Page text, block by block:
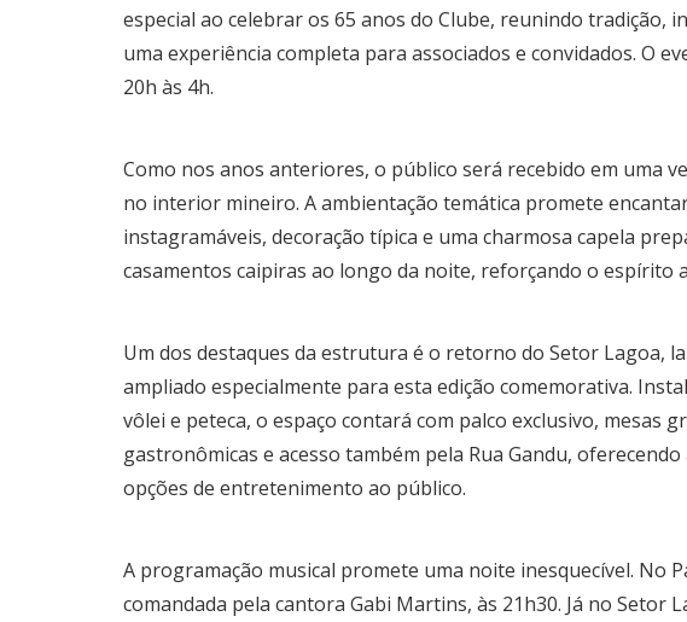
especial ao celebrar os 65 anos do Clube, reunindo tradição,
uma experiência completa para associados e convidados. O
20h às 4h.
Como nos anos anteriores, o público será recebido em uma
no interior mineiro. A ambientação temática promete
instagramáveis, decoração típica e uma charmosa capela
casamentos caipiras ao longo da noite, reforçando o espírito
Um dos destaques da estrutura é o retorno do Setor Lagoa,
ampliado especialmente para esta edição comemorativa.
vôlei e peteca, o espaço contará com palco exclusivo, mesas
gastronômicas e acesso também pela Rua Gandu,
opções de entretenimento ao público.
A programação musical promete uma noite inesquecível. No
comandada pela cantora Gabi Martins, às 21h30. Já no Setor